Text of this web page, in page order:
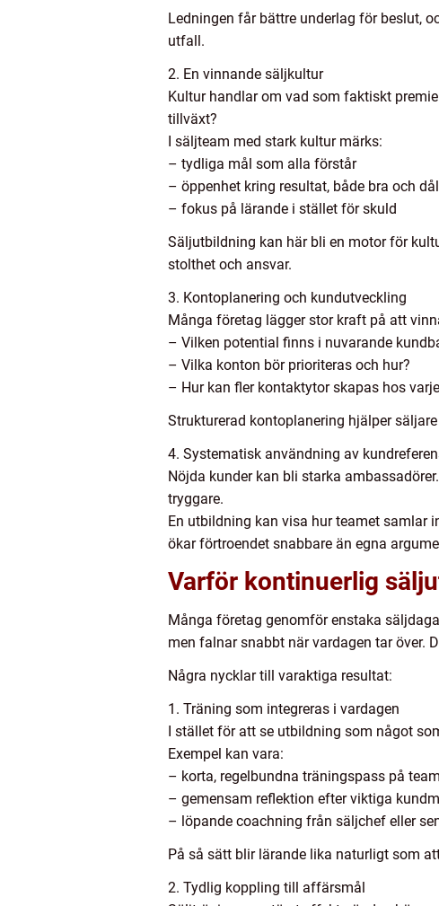
Ledningen får bättre underlag för beslut,
utfall.
2. En vinnande säljkultur
Kultur handlar om vad som faktiskt
tillväxt?
I säljteam med stark kultur märks:
– tydliga mål som alla förstår
– öppenhet kring resultat, både bra och
– fokus på lärande i stället för skuld
Säljutbildning kan här bli en motor för
stolthet och ansvar.
3. Kontoplanering och kundutveckling
Många företag lägger stor kraft på att
– Vilken potential finns i nuvarande
– Vilka konton bör prioriteras och hur?
– Hur kan fler kontaktytor skapas hos
Strukturerad kontoplanering hjälper
4. Systematisk användning av
Nöjda kunder kan bli starka
tryggare.
En utbildning kan visa hur teamet samlar
ökar förtroendet snabbare än egna
Varför kontinuerlig
Många företag genomför enstaka
men falnar snabbt när vardagen tar över.
Några nycklar till varaktiga resultat:
1. Träning som integreras i vardagen
I stället för att se utbildning som något
Exempel kan vara:
– korta, regelbundna träningspass på
– gemensam reflektion efter viktiga
– löpande coachning från säljchef eller
På så sätt blir lärande lika naturligt som
2. Tydlig koppling till affärsmål